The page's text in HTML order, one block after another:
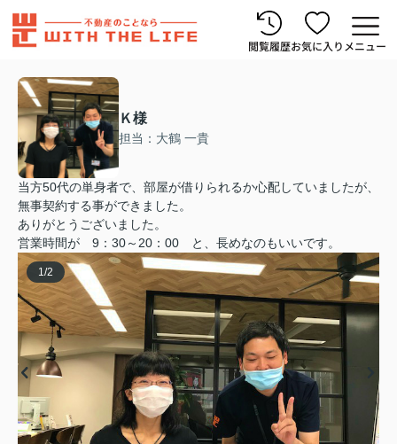
閲覧履歴お気に入り メニュー
Ｋ様
担当：大鶴 一貴
当方50代の単身者で、部屋が借りられるか心配していましたが、
無事契約する事ができました。
ありがとうございました。
営業時間が 9：30～20：00 と、長めなのもいいです。
1/2